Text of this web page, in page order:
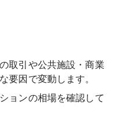
取引や公共施設・商業
要因で変動します。
ョンの相場を確認して